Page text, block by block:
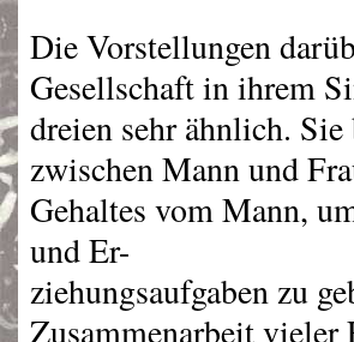
Die Vorstellungen
Gesellschaft in ihrem
dreien sehr ähnlich.
zwischen Mann und
Gehaltes vom Mann,
und Er-
ziehungsaufgaben zu
Zusammenarbeit vieler